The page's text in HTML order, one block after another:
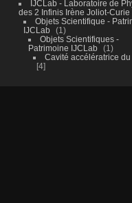
IJCLab - Laboratoire de
des 2 Infinis Irène Joliot-Curie
Objets Scientifique -
IJCLab
1
Objets Scientifiques -
Patrimoine IJCLab
1
Cavité accélératrice du
4